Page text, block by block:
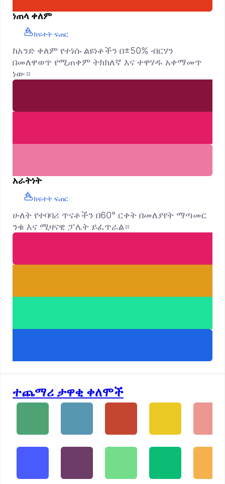
ነጠላ ቀለም
ክፍተት ፍጠር
ከአንድ ቀለም የተነሱ ልዩነቶችን በ±50% ብርሃን
በመለዋወጥ የሚጠቀም ትክክለኛ እና ተዋሃዱ አቀማመጥ
ነው።
አራትነት
ክፍተት ፍጠር
ሁለት የተባባሪ ጥናቶችን በ60° ርቀት በመለያየት ማጣመር
ንቁ እና ሚዛናዊ ፓሌት ይፈጥራል።
ተጨማሪ ታዋቂ ቀለሞች